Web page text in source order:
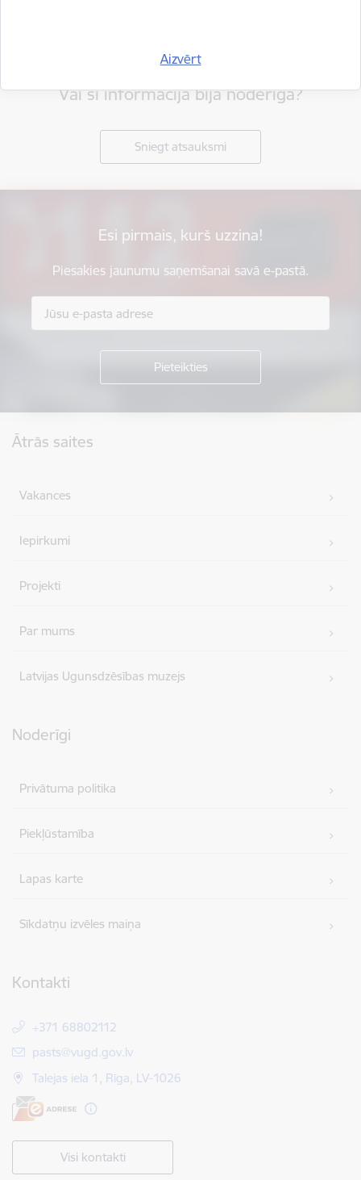
Aizvērt
Vai šī informācija bija noderīga?
Sniegt atsauksmi
Esi pirmais, kurš uzzina!
Piesakies jaunumu saņemšanai savā e-pastā.
Ātrās saites
Vakances
Iepirkumi
Projekti
Par mums
Latvijas Ugunsdzēsības muzejs
Noderīgi
Privātuma politika
Piekļūstamība
Lapas karte
Sīkdatņu izvēles maiņa
Kontakti
+371 68802112
E-pasts:
pasts@vugd.gov.lv
Talejas iela 1, Rīga, LV-1026
Visi kontakti